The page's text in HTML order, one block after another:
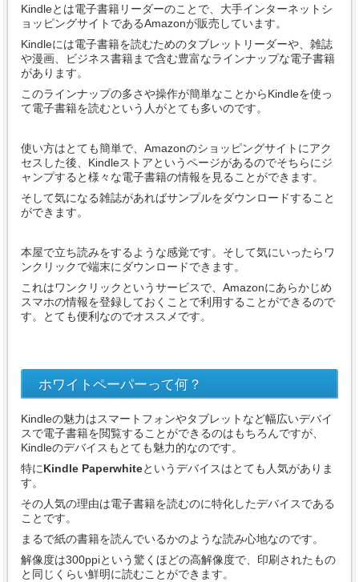
Kindleとは電子書籍リーダーのことで、大手インターネットシ
ョッピングサイトであるAmazonが販売しています。
Kindleには電子書籍を読むためのタブレットリーダーや、雑誌
や漫画、ビジネス書籍まで含む豊富なラインナップな電子書籍
があります。
このラインナップの多さや操作が簡単なことからKindleを使っ
て電子書籍を読むという人がとても多いのです。
使い方はとても簡単で、Amazonのショッピングサイトにアク
セスした後、Kindleストアというページがあるのでそちらにジ
ャンプすると様々な電子書籍の情報を見ることができます。
そして気になる雑誌があればサンプルをダウンロードすること
ができます。
本屋で立ち読みをするような感覚です。そして気にいったらワ
ンクリックで端末にダウンロードできます。
これはワンクリックというサービスで、Amazonにあらかじめ
スマホの情報を登録しておくことで利用することができるので
す。とても便利なのでオススメです。
ホワイトペーパーって何？
Kindleの魅力はスマートフォンやタブレットなど幅広いデバイ
スで電子書籍を閲覧することができるのはもちろんですが、
Kindleのデバイスもとても魅力的なのです。
特にKindle Paperwhiteというデバイスはとても人気がありま
す。
その人気の理由は電子書籍を読むのに特化したデバイスである
ことです。
まるで紙の書籍を読んでいるかのような読み心地なのです。
解像度は300ppiという驚くほどの高解像度で、印刷されたもの
と同じくらい鮮明に読むことができます。